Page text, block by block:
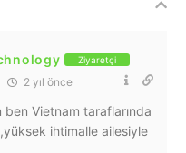
Ziyaretçi
2 yıl önce
ben Vietnam taraflarında
ihtimalle ailesiyle